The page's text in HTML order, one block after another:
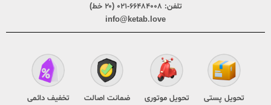
تلفن: ۶۶۴۸۴۰۰۸-۰۲۱ (۲۰ خط)
info@ketab.love
تحویل پستی تحویل موتوری ضمانت اصالت تخفیف دائمی